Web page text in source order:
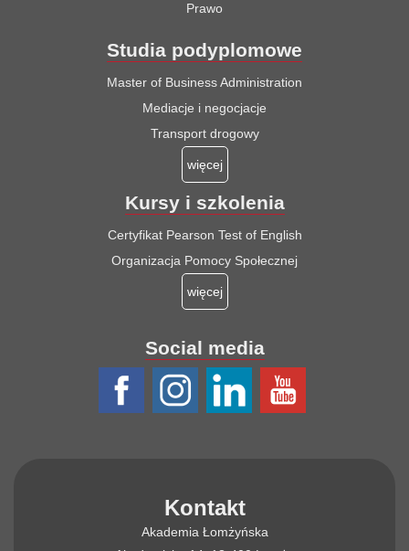
Prawo
Studia podyplomowe
Master of Business Administration
Mediacje i negocjacje
Transport drogowy
więcej
Kursy i szkolenia
Certyfikat Pearson Test of English
Organizacja Pomocy Społecznej
więcej
Social media
Kontakt
Akademia Łomżyńska